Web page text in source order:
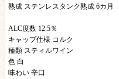
熟成 ステンレスタンク熟成 6カ月
ALC度数 12.5％
キャップ仕様 コルク
種類 スティルワイン
色 白
味わい 辛口